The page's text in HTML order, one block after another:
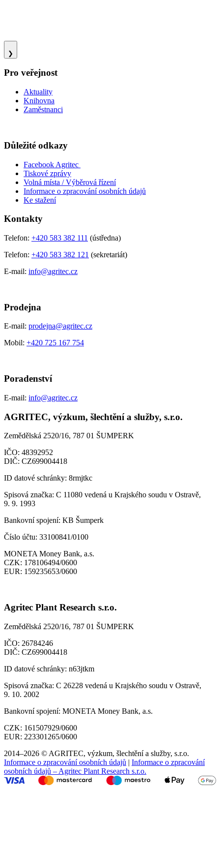
❯
Pro veřejnost
Aktuality
Knihovna
Zaměstnanci
Důležité odkazy
Facebook Agritec
Tiskové zprávy
Volná místa / Výběrová řízení
Informace o zpracování osobních údajů
Ke stažení
Kontakty
Telefon: +420 583 382 111 (ústředna)
Telefon: +420 583 382 121 (sekretariát)
E-mail: info@agritec.cz
Prodejna
E-mail: prodejna@agritec.cz
Mobil: +420 725 167 754
Poradenství
E-mail: info@agritec.cz
AGRITEC, výzkum, šlechtění a služby, s.r.o.
Zemědělská 2520/16, 787 01 ŠUMPERK
IČO: 48392952
DIČ: CZ699004418
ID datové schránky: 8rmjtkc
Spisová značka: C 11080 vedená u Krajského soudu v Ostravě,
9. 9. 1993
Bankovní spojení: KB Šumperk
Číslo účtu: 33100841/0100
MONETA Money Bank, a.s.
CZK: 178106494/0600
EUR: 159235653/0600
Agritec Plant Research s.r.o.
Zemědělská 2520/16, 787 01 ŠUMPERK
IČO: 26784246
DIČ: CZ699004418
ID datové schránky: n63jtkm
Spisová značka: C 26228 vedená u Krajského soudu v Ostravě,
9. 10. 2002
Bankovní spojení: MONETA Money Bank, a.s.
CZK: 161507929/0600
EUR: 223301265/0600
2014–2026 © AGRITEC, výzkum, šlechtění a služby, s.r.o.
Informace o zpracování osobních údajů | Informace o zpracování
osobních údajů – Agritec Plant Research s.r.o.